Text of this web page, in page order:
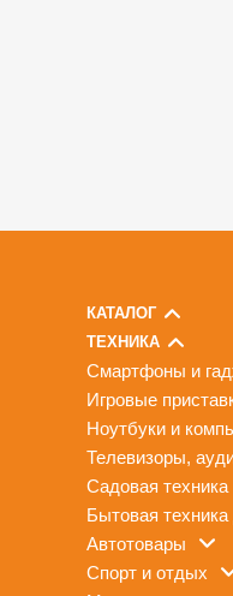
КАТАЛОГ
ТЕХНИКА
смартфоны и
игровые
ноутбуки и
телевизоры,
садовая
бытовая
автотовары
спорт и отдых